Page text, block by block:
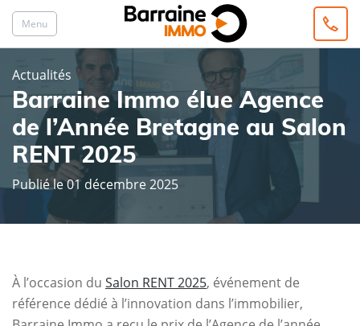
Menu
Actualités
Barraine Immo élue Agence
de l’Année Bretagne au Salon
RENT 2025
Publié le 01 décembre 2025
À l’occasion du Salon RENT 2025, événement de
référence dédié à l’innovation dans l’immobilier,